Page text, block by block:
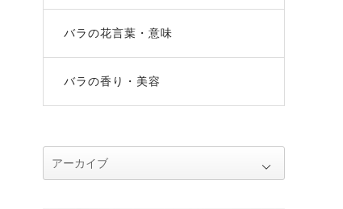
バラの花言葉・意味
バラの香り・美容